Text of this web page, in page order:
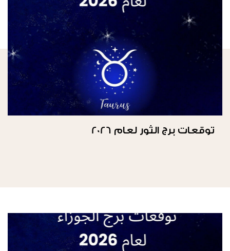
توقعات برج الثور لعام 2026